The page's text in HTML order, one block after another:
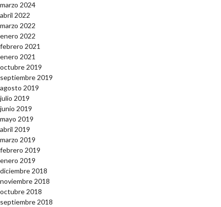
marzo 2024
abril 2022
marzo 2022
enero 2022
febrero 2021
enero 2021
octubre 2019
septiembre 2019
agosto 2019
julio 2019
junio 2019
mayo 2019
abril 2019
marzo 2019
febrero 2019
enero 2019
diciembre 2018
noviembre 2018
octubre 2018
septiembre 2018